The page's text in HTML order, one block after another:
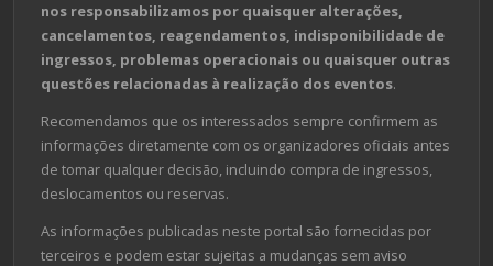
nos responsabilizamos por quaisquer alterações,
cancelamentos, reagendamentos, indisponibilidade de
ingressos, problemas operacionais ou quaisquer outras
questões relacionadas à realização dos eventos.
Recomendamos que os interessados sempre confirmem as
informações diretamente com os organizadores oficiais antes
de tomar qualquer decisão, incluindo compra de ingressos,
deslocamentos ou reservas.
As informações publicadas neste portal são fornecidas por
terceiros e podem estar sujeitas a mudanças sem aviso